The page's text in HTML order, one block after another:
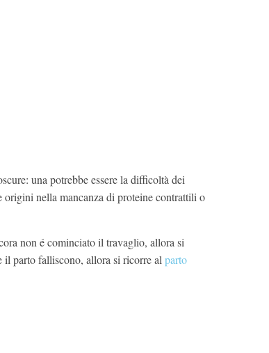
una potrebbe essere la difficoltà dei
nella mancanza di proteine contrattili o
non é cominciato il travaglio, allora si
il parto falliscono, allora si ricorre al parto